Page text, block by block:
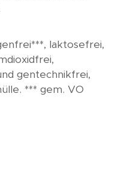
laktosefrei,
gentechnikfrei,
*** gem. VO